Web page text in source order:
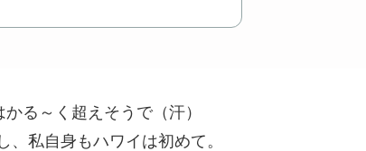
る～く超えそうで（汗）
私自身もハワイは初めて。